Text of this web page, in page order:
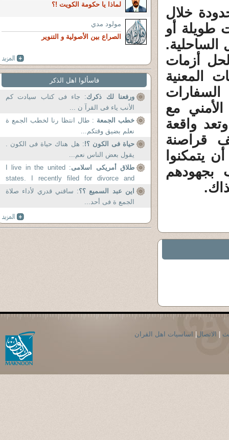
خلال
طويلة أو
الساحلية.
أزمات
المعنية
مع
واقعة
قراصنة
يتمكنوا
بجهودهم
لماذا يا حكومة الكويت !؟
مولود مدي
الصراع بين الأصولية و التنوير
فاسألوا اهل الذكر
ورفعنا لك ذكرك: جاء فى كتاب سيادت كم
الأنب ياء فى القرآ ن ...
خطب الجمعة : طال انتظا رنا لخطب الجمع ة
نعلم بضيق وقتكم...
حياة فى الكون ؟!: هل هناك حياة فى الكون .
يقول بعض الناس نعم...
طلاق أمريكى اسلامى
: I live in the united
states. I recently filed for divorce and
according to my lawyer I will...
اين عبد السميع ؟؟: ساقني قدري لأداء صلاة
الجمع ة فى أحد...
الاتصال اساسيات اهل القران